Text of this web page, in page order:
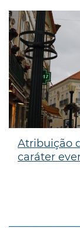
Atribuição
caráter